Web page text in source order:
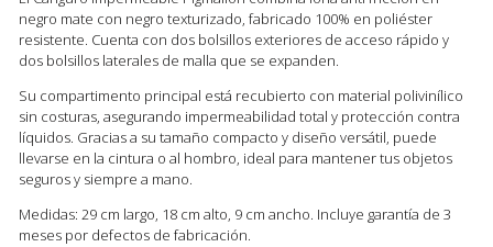
negro mate con negro texturizado, fabricado 100% en poliéster
resistente. Cuenta con dos bolsillos exteriores de acceso rápido y
dos bolsillos laterales de malla que se expanden.
Su compartimento principal está recubierto con material polivinílico
sin costuras, asegurando impermeabilidad total y protección contra
líquidos. Gracias a su tamaño compacto y diseño versátil, puede
llevarse en la cintura o al hombro, ideal para mantener tus objetos
seguros y siempre a mano.
Medidas: 29 cm largo, 18 cm alto, 9 cm ancho. Incluye garantía de 3
meses por defectos de fabricación.